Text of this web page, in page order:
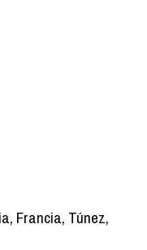
Francia, Túnez,